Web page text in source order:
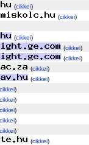
(cikkei)
(cikkei)
(cikkei)
(cikkei)
(cikkei)
(cikkei)
(cikkei)
cikkei)
cikkei)
cikkei)
cikkei)
cikkei)
(cikkei)